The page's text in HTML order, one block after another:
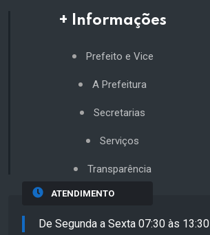
+ Informações
Prefeito e Vice
A Prefeitura
Secretarias
Serviços
Transparência
ATENDIMENTO
De Segunda a Sexta 07:30 às 13:30